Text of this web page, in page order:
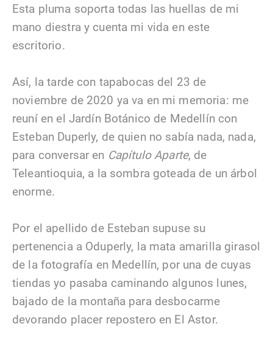
Esta pluma soporta todas las huellas de mi
mano diestra y cuenta mi vida en este
escritorio.
Así, la tarde con tapabocas del 23 de
noviembre de 2020 ya va en mi memoria: me
reuní en el Jardín Botánico de Medellín con
Esteban Duperly, de quien no sabía nada, nada,
para conversar en Capítulo Aparte, de
Teleantioquia, a la sombra goteada de un árbol
enorme.
Por el apellido de Esteban supuse su
pertenencia a Oduperly, la mata amarilla girasol
de la fotografía en Medellín, por una de cuyas
tiendas yo pasaba caminando algunos lunes,
bajado de la montaña para desbocarme
devorando placer repostero en El Astor.